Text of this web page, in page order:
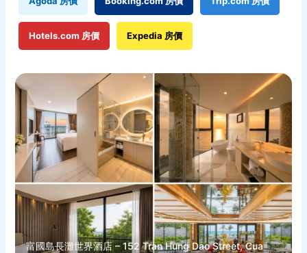
Hotels.com 房價 Expedia 房價
富國島長灘世界酒店 – 152 Tran Hung Dao Street, Cua